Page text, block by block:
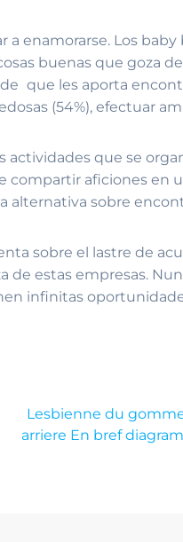
enamorarse. Los
buenas que goza
que les aporta
(54%), efectuar
que se
aficiones en
alternativa sobre
sobre el lastre de
estas empresas.
infinitas
Lesbienne du
arriere En bref